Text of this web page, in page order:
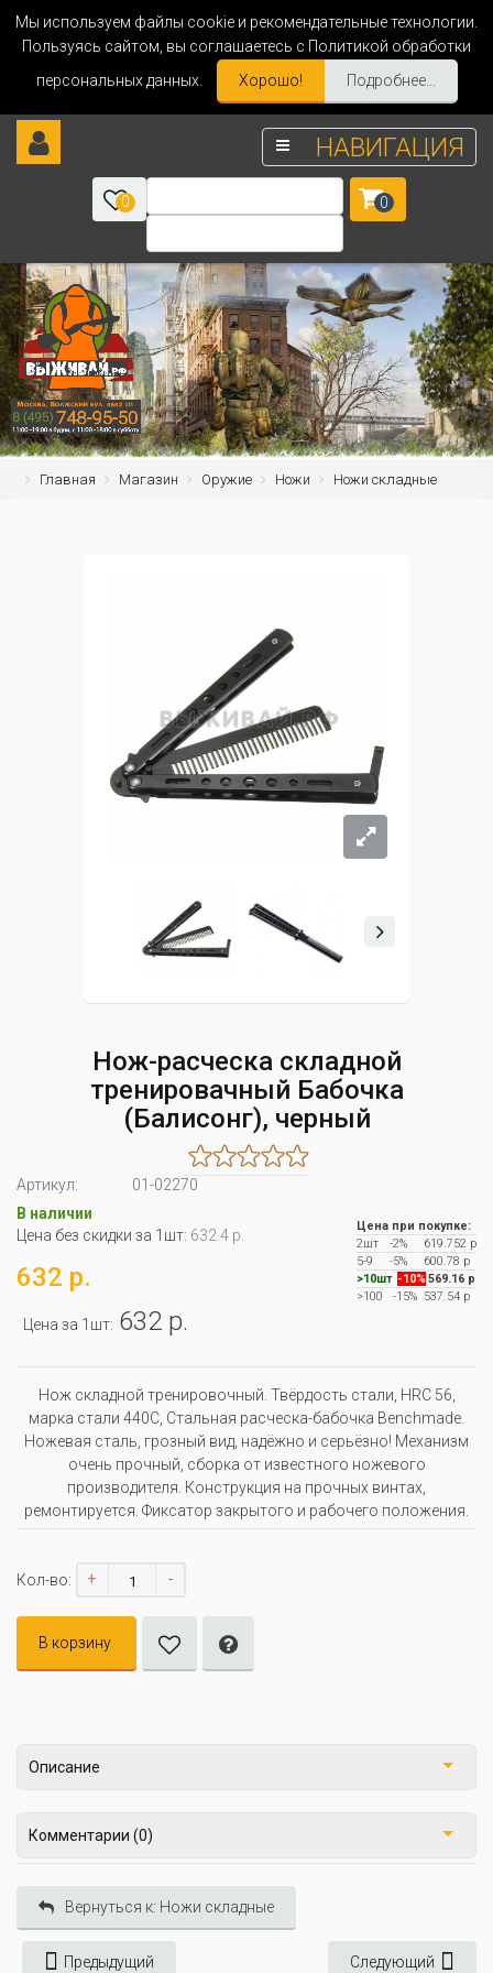
Мы используем файлы cookie и рекомендательные технологии.
Пользуясь сайтом, вы соглашаетесь с Политикой обработки
персональных данных.
Хорошо! Подробнее...
НАВИГАЦИЯ
0 0
Главная Магазин Оружие Ножи Ножи складные
Нож-расческа складной
тренировачный Бабочка
(Балисонг), черный
Артикул:
01-02270
В наличии
Цена без скидки за 1шт: 632.4 р.
632 р.
Цена за 1шт: 632 р.
Цена при покупке:
2шт
-2%
619.752 р
5-9
-5%
600.78 р
>10шт -10% 569.16 р
>100
-15% 537.54 р
Нож складной тренировочный. Твёрдость стали, HRC 56,
марка стали 440C, Стальная расческа-бабочка Benchmade.
Ножевая сталь, грозный вид, надёжно и серьёзно! Механизм
очень прочный, сборка от известного ножевого
производителя. Конструкция на прочных винтах,
ремонтируется. Фиксатор закрытого и рабочего положения.
Кол-во: + -
В корзину
Описание
Комментарии (0)
Вернуться к: Ножи складные
Предыдущий Следующий